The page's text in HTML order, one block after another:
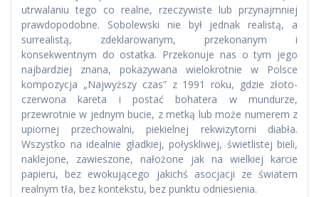
utrwalaniu tego co realne, rzeczywiste lub przynajmniej
prawdopodobne. Sobolewski nie był jednak realistą, a
surrealistą, zdeklarowanym, przekonanym i
konsekwentnym do ostatka. Przekonuje nas o tym jego
najbardziej znana, pokazywana wielokrotnie w Polsce
kompozycja „Najwyższy czas” z 1991 roku, gdzie złoto-
czerwona kareta i postać bohatera w mundurze,
przewrotnie w jednym bucie, z metką lub może numerem z
upiornej przechowalni, piekielnej rekwizytorni diabła.
Wszystko na idealnie gładkiej, połyskliwej, świetlistej bieli,
naklejone, zawieszone, nałożone jak na wielkiej karcie
papieru, bez ewokującego jakichś asocjacji ze światem
realnym tła, bez kontekstu, bez punktu odniesienia.